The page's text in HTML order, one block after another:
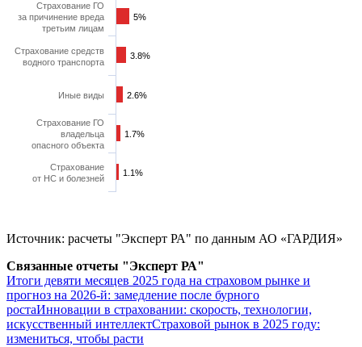
5%
5%
3.8%
3.8%
2.6%
2.6%
1.7%
1.7%
1.1%
1.1%
Страхование ГО
за причинение вреда
третьим лицам
Страхование средств
водного транспорта
Иные виды
Страхование ГО
владельца
опасного объекта
Страхование
от НС и болезней
Источник: расчеты "Эксперт РА" по данным АО «ГАРДИЯ»
Связанные отчеты "Эксперт РА"
Итоги девяти месяцев 2025 года на страховом рынке и
прогноз на 2026-й: замедление после бурного
ростаИнновации в страховании: скорость, технологии,
искусственный интеллектСтраховой рынок в 2025 году:
измениться, чтобы расти